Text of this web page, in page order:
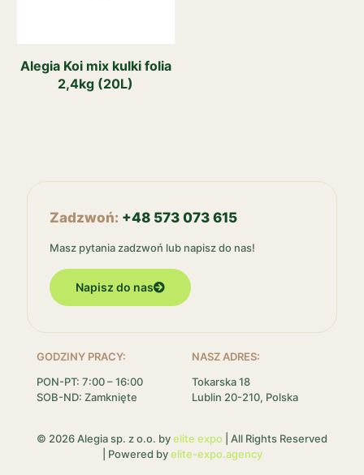
Alegia Koi mix kulki folia
2,4kg (20L)
Zadzwoń: +48 573 073 615
Masz pytania zadzwoń lub napisz do nas!
Napisz do nas
GODZINY PRACY:
PON-PT: 7:00 – 16:00
SOB-ND: Zamknięte
NASZ ADRES:
Tokarska 18
Lublin 20-210, Polska
© 2026 Alegia sp. z o.o. byelite expo | All Rights Reserved
| Powered byelite-expo.agency